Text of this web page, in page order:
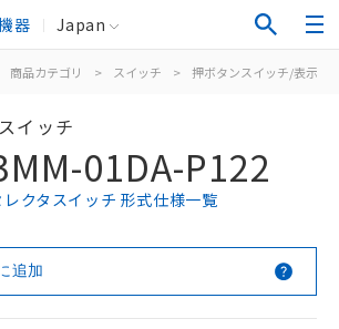
器 Japan
商品カテゴリ > スイッチ > 押ボタンスイッチ/表示灯
イッチ
01DA-P122
クタスイッチ 形式仕様一覧
追加